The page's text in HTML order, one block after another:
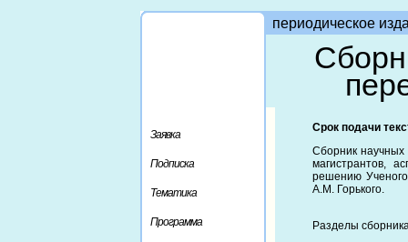
периодическое
Заявка
Подписка
Тематика
Программа
Срок подачи
Сборник научных
магистрантов,
решению Ученого
А.М. Горького.
Разделы